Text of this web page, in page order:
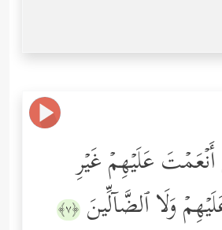
عَلَیۡهِمۡ غَیۡرِ
وَلَا ٱلضَّاۤلِّینَ ﴿٧﴾